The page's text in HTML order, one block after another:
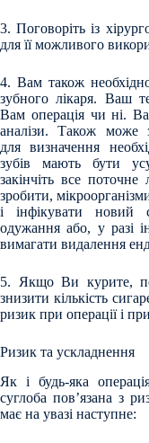
3. Поговоріть із
для її можливого
4. Вам також
зубного лікаря. Ваш
Вам операція чи ні.
аналізи. Також може
для визначення
зубів мають бути
закінчіть все
зробити,
і інфікувати новий
одужання або, у разі
вимагати видалення
5. Якщо Ви курите,
знизити кількість
ризик при операції і
Ризик та ускладнення
Як і будь-яка
суглоба пов’язана з
має на увазі наступне: